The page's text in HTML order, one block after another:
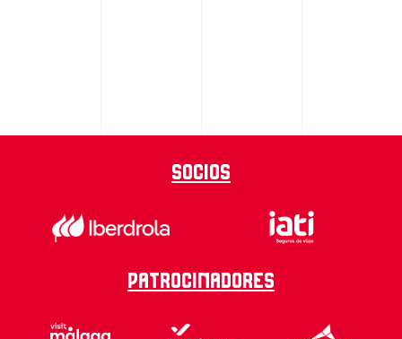
Socios
Patrocinadores